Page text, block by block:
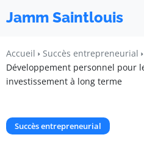
Jamm Saintlouis
Accueil
Succès entrepreneurial
Développement personnel pour
investissement à long terme
Succès entrepreneurial